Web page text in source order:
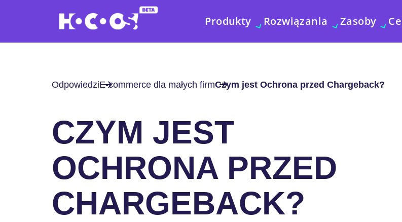
Produkty Rozwiązania Zasoby
OdpowiedziE-commerce dla małych firmCzym jest Ochrona przed Chargeback?
CZYM JEST
OCHRONA PRZED
CHARGEBACK?